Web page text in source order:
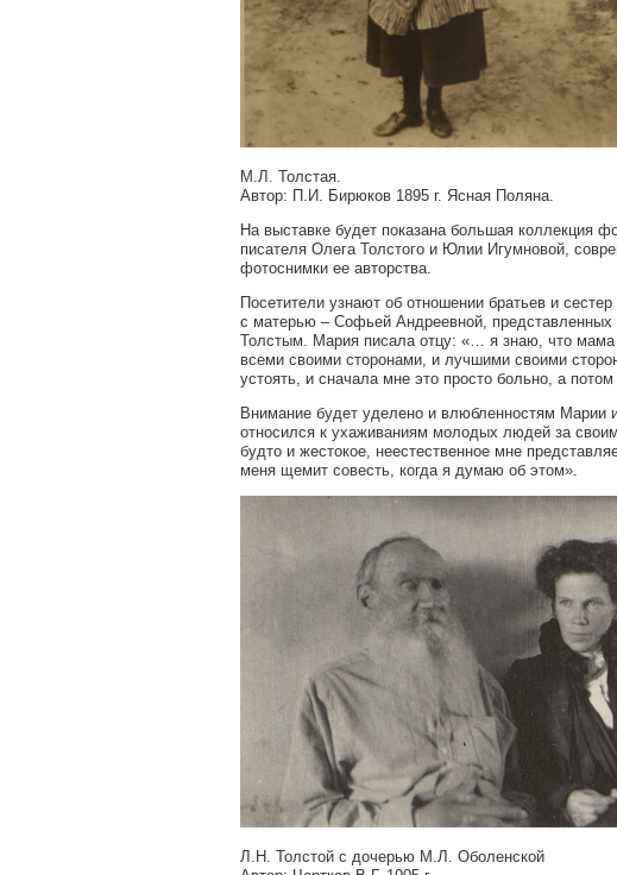
М.Л. Толстая.
Автор: П.И. Бирюков 1895 г. Ясная Поляна.
На выставке будет показана большая коллекция
писателя Олега Толстого и Юлии Игумновой,
фотоснимки ее авторства.
Посетители узнают об отношении братьев и
с матерью – Софьей Андреевной,
Толстым. Мария писала отцу: «… я знаю, что
всеми своими сторонами, и лучшими своими
устоять, и сначала мне это просто больно, а
Внимание будет уделено и влюбленностям Марии
относился к ухаживаниям молодых людей за
будто и жестокое, неестественное мне
меня щемит совесть, когда я думаю об этом».
Л.Н. Толстой с дочерью М.Л. Оболенской